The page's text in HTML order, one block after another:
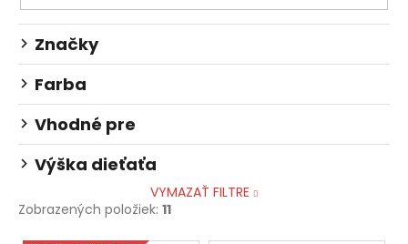
Značky
Farba
Vhodné pre
Výška dieťaťa
VYMAZAŤ FILTRE
Zobrazených položiek: 11